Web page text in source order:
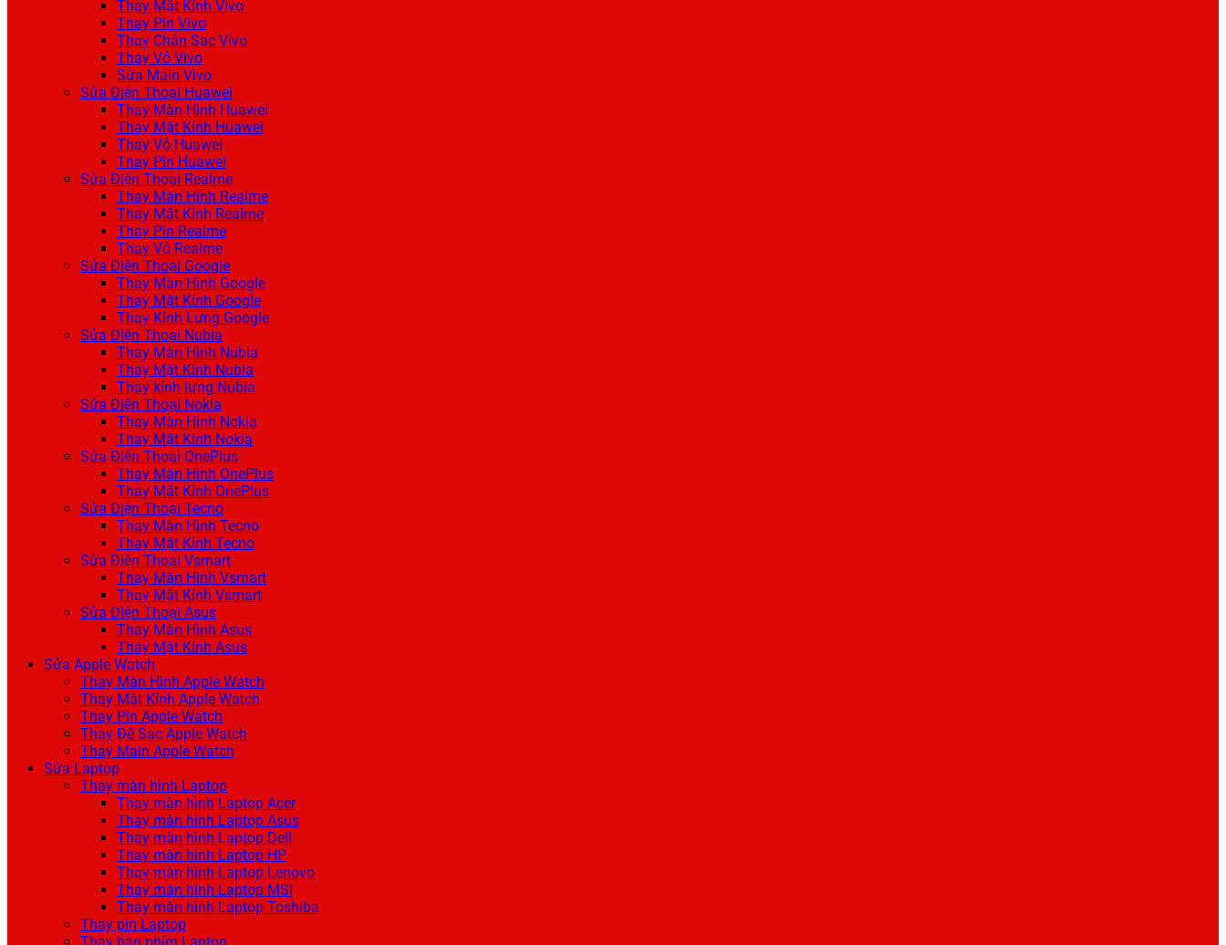
Thay Mặt Kính Vivo
Thay Pin Vivo
Thay Chân Sạc Vivo
Thay Vỏ Vivo
Sửa Main Vivo
Sửa Điện Thoại Huawei
Thay Màn Hình Huawei
Thay Mặt Kính Huawei
Thay Vỏ Huawei
Thay Pin Huawei
Sửa Điện Thoại Realme
Thay Màn Hình Realme
Thay Mặt Kính Realme
Thay Pin Realme
Thay Vỏ Realme
Sửa Điện Thoại Google
Thay Màn Hình Google
Thay Mặt Kính Google
Thay Kính Lưng Google
Sửa Điện Thoại Nubia
Thay Màn Hình Nubia
Thay Mặt Kính Nubia
Thay kính lưng Nubia
Sửa Điện Thoại Nokia
Thay Màn Hình Nokia
Thay Mặt Kính Nokia
Sửa Điện Thoại OnePlus
Thay Màn Hình OnePlus
Thay Mặt Kính OnePlus
Sửa Điện Thoại Tecno
Thay Màn Hình Tecno
Thay Mặt Kính Tecno
Sửa Điện Thoại Vsmart
Thay Màn Hình Vsmart
Thay Mặt Kính Vsmart
Sửa Điện Thoại Asus
Thay Màn Hình Asus
Thay Mặt Kính Asus
Sửa Apple Watch
Thay Màn Hình Apple Watch
Thay Mặt Kính Apple Watch
Thay Pin Apple Watch
Thay Đế Sạc Apple Watch
Thay Main Apple Watch
Sửa Laptop
Thay màn hình Laptop
Thay màn hình Laptop Acer
Thay màn hình Laptop Asus
Thay màn hình Laptop Dell
Thay màn hình Laptop HP
Thay màn hình Laptop Lenovo
Thay màn hình Laptop MSI
Thay màn hình Laptop Toshiba
Thay pin Laptop